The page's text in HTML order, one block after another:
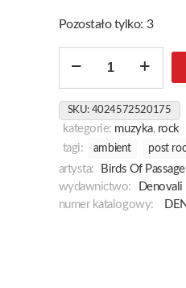
Pozostało tylko: 3
SKU: 4024572520175
kategorie: muzyka, rock
tagi:
ambient post
artysta:
Birds Of Passage
wydawnictwo:
Denovali
numer katalogowy: